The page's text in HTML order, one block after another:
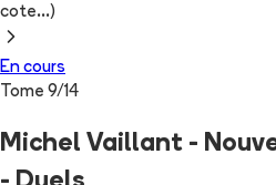
cote...)
En cours
Tome 9/14
Michel Vaillant -